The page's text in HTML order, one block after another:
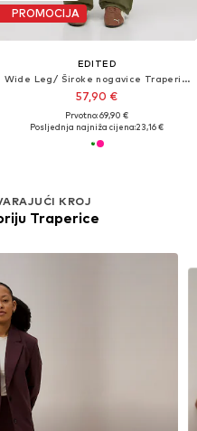
PROMOCIJA
EDITED
Wide Leg/ Široke nogavice Traperice 'Theodora'
57,90 €
Prvotno: 69,90 €
Posljednja najniža cijena:23,16 €
KROJ
Traperice